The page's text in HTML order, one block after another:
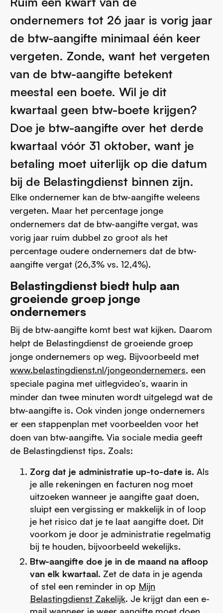
ondernemers tot 26 jaar is vorig jaar
de btw-aangifte minimaal één keer
vergeten. Zonde, want het vergeten
van de btw-aangifte betekent
meestal een boete. Wil je dit
kwartaal geen btw-boete krijgen?
Doe je btw-aangifte over het derde
kwartaal vóór 31 oktober, want je
betaling moet uiterlijk op die datum
bij de Belastingdienst binnen zijn.
Elke ondernemer kan de btw-aangifte weleens
vergeten. Maar het percentage jonge
ondernemers dat de btw-aangifte vergat, was
vorig jaar ruim dubbel zo groot als het
percentage oudere ondernemers dat de btw-
aangifte vergat (26,3% vs. 12,4%).
Belastingdienst biedt hulp aan
groeiende groep jonge
ondernemers
Bij de btw-aangifte komt best wat kijken. Daarom
helpt de Belastingdienst de groeiende groep
jonge ondernemers op weg. Bijvoorbeeld met
www.belastingdienst.nl/jongeondernemers, een
speciale pagina met uitlegvideo’s, waarin in
minder dan twee minuten wordt uitgelegd wat de
btw-aangifte is. Ook vinden jonge ondernemers
er een stappenplan met voorbeelden voor het
doen van btw-aangifte. Via sociale media geeft
de Belastingdienst tips. Zoals:
Zorg dat je administratie up-to-date is. Als
je alle rekeningen en facturen nog moet
uitzoeken wanneer je aangifte gaat doen,
sluipt een vergissing er makkelijk in of loop
je het risico dat je te laat aangifte doet. Dit
voorkom je door je administratie regelmatig
bij te houden, bijvoorbeeld wekelijks.
Btw-aangifte doe je in de maand na afloop
van elk kwartaal. Zet de data in je agenda
of stel een reminder in op Mijn
Belastingdienst Zakelijk. Je krijgt dan een e-